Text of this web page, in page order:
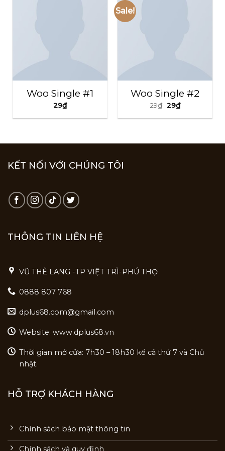
Woo Single #1
29₫
Sale!
Woo Single #2
29₫ 29₫
KẾT NỐI VỚI CHÚNG TÔI
THÔNG TIN LIÊN HỆ
VŨ THÊ LANG -TP VIỆT TRÌ-PHÚ THỌ
0888 807 768
dplus68.com@gmail.com
Website: www.dplus68.vn
Thời gian mở cửa: 7h30 – 18h30 kể cả thứ 7 và Chủ
nhật.
HỖ TRỢ KHÁCH HÀNG
Chính sách bảo mật thông tin
Chính sách và quy định